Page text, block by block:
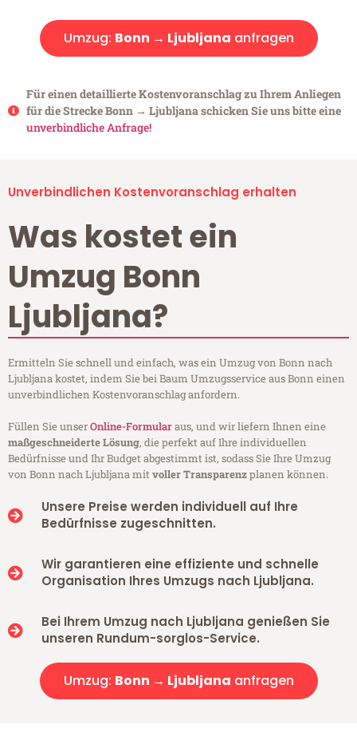
Umzug: Bonn → Ljubljana anfragen
Für einen detaillierte Kostenvoranschlag zu Ihrem Anliegen
für die Strecke Bonn → Ljubljana schicken Sie uns bitte eine
unverbindliche Anfrage!
Unverbindlichen Kostenvoranschlag erhalten
Was kostet ein
Umzug Bonn
Ljubljana?
Ermitteln Sie schnell und einfach, was ein Umzug von Bonn nach
Ljubljana kostet, indem Sie bei Baum Umzugsservice aus Bonn einen
unverbindlichen Kostenvoranschlag anfordern.
Füllen Sie unserOnline-Formularaus, und wir liefern Ihnen eine
maßgeschneiderte Lösung, die perfekt auf Ihre individuellen
Bedürfnisse und Ihr Budget abgestimmt ist, sodass Sie Ihre Umzug
von Bonn nach Ljubljana mitvoller Transparenzplanen können.
Unsere Preise werden individuell auf Ihre
Bedürfnisse zugeschnitten.
Wir garantieren eine effiziente und schnelle
Organisation Ihres Umzugs nach Ljubljana.
Bei Ihrem Umzug nach Ljubljana genießen Sie
unseren Rundum-sorglos-Service.
Umzug: Bonn → Ljubljana anfragen